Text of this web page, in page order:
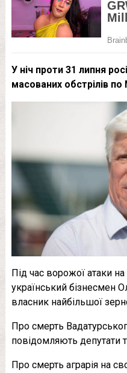
У ніч проти 31 липня
масованих обстрілів
Під час ворожої атаки
український бізнесмен
власник найбільшої
Про смерть
повідомляють депутати
Про смерть аграрія на